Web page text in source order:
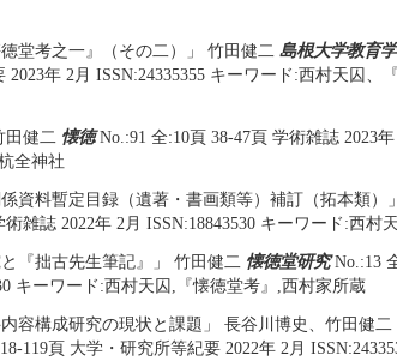
堂考之一』（その二）」 竹田健二 島根大学教育
2023年 2月 ISSN:24335355 キーワード:西村天囚、
田健二 懐徳No.:91 全:10頁 38-47頁 学術雑誌 2023
全神社
係資料暫定目録（遺著・書画類等）補訂（拓本類）
術雑誌 2022年 2月 ISSN:18843530 キーワード:西村
『拙古先生筆記』」 竹田健二 懐徳堂研究No.:13
キーワード:西村天囚,『懐徳堂考』,西村家所蔵
内容構成研究の現状と課題」 長谷川博史、竹田健
119頁 大学・研究所等紀要 2022年 2月